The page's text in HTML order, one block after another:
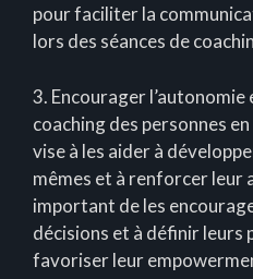
pour faciliter la
lors des séances de
3. Encourager
coaching des personnes
vise à les aider à
mêmes et à renforcer leur
important de les
décisions et à définir
favoriser leur